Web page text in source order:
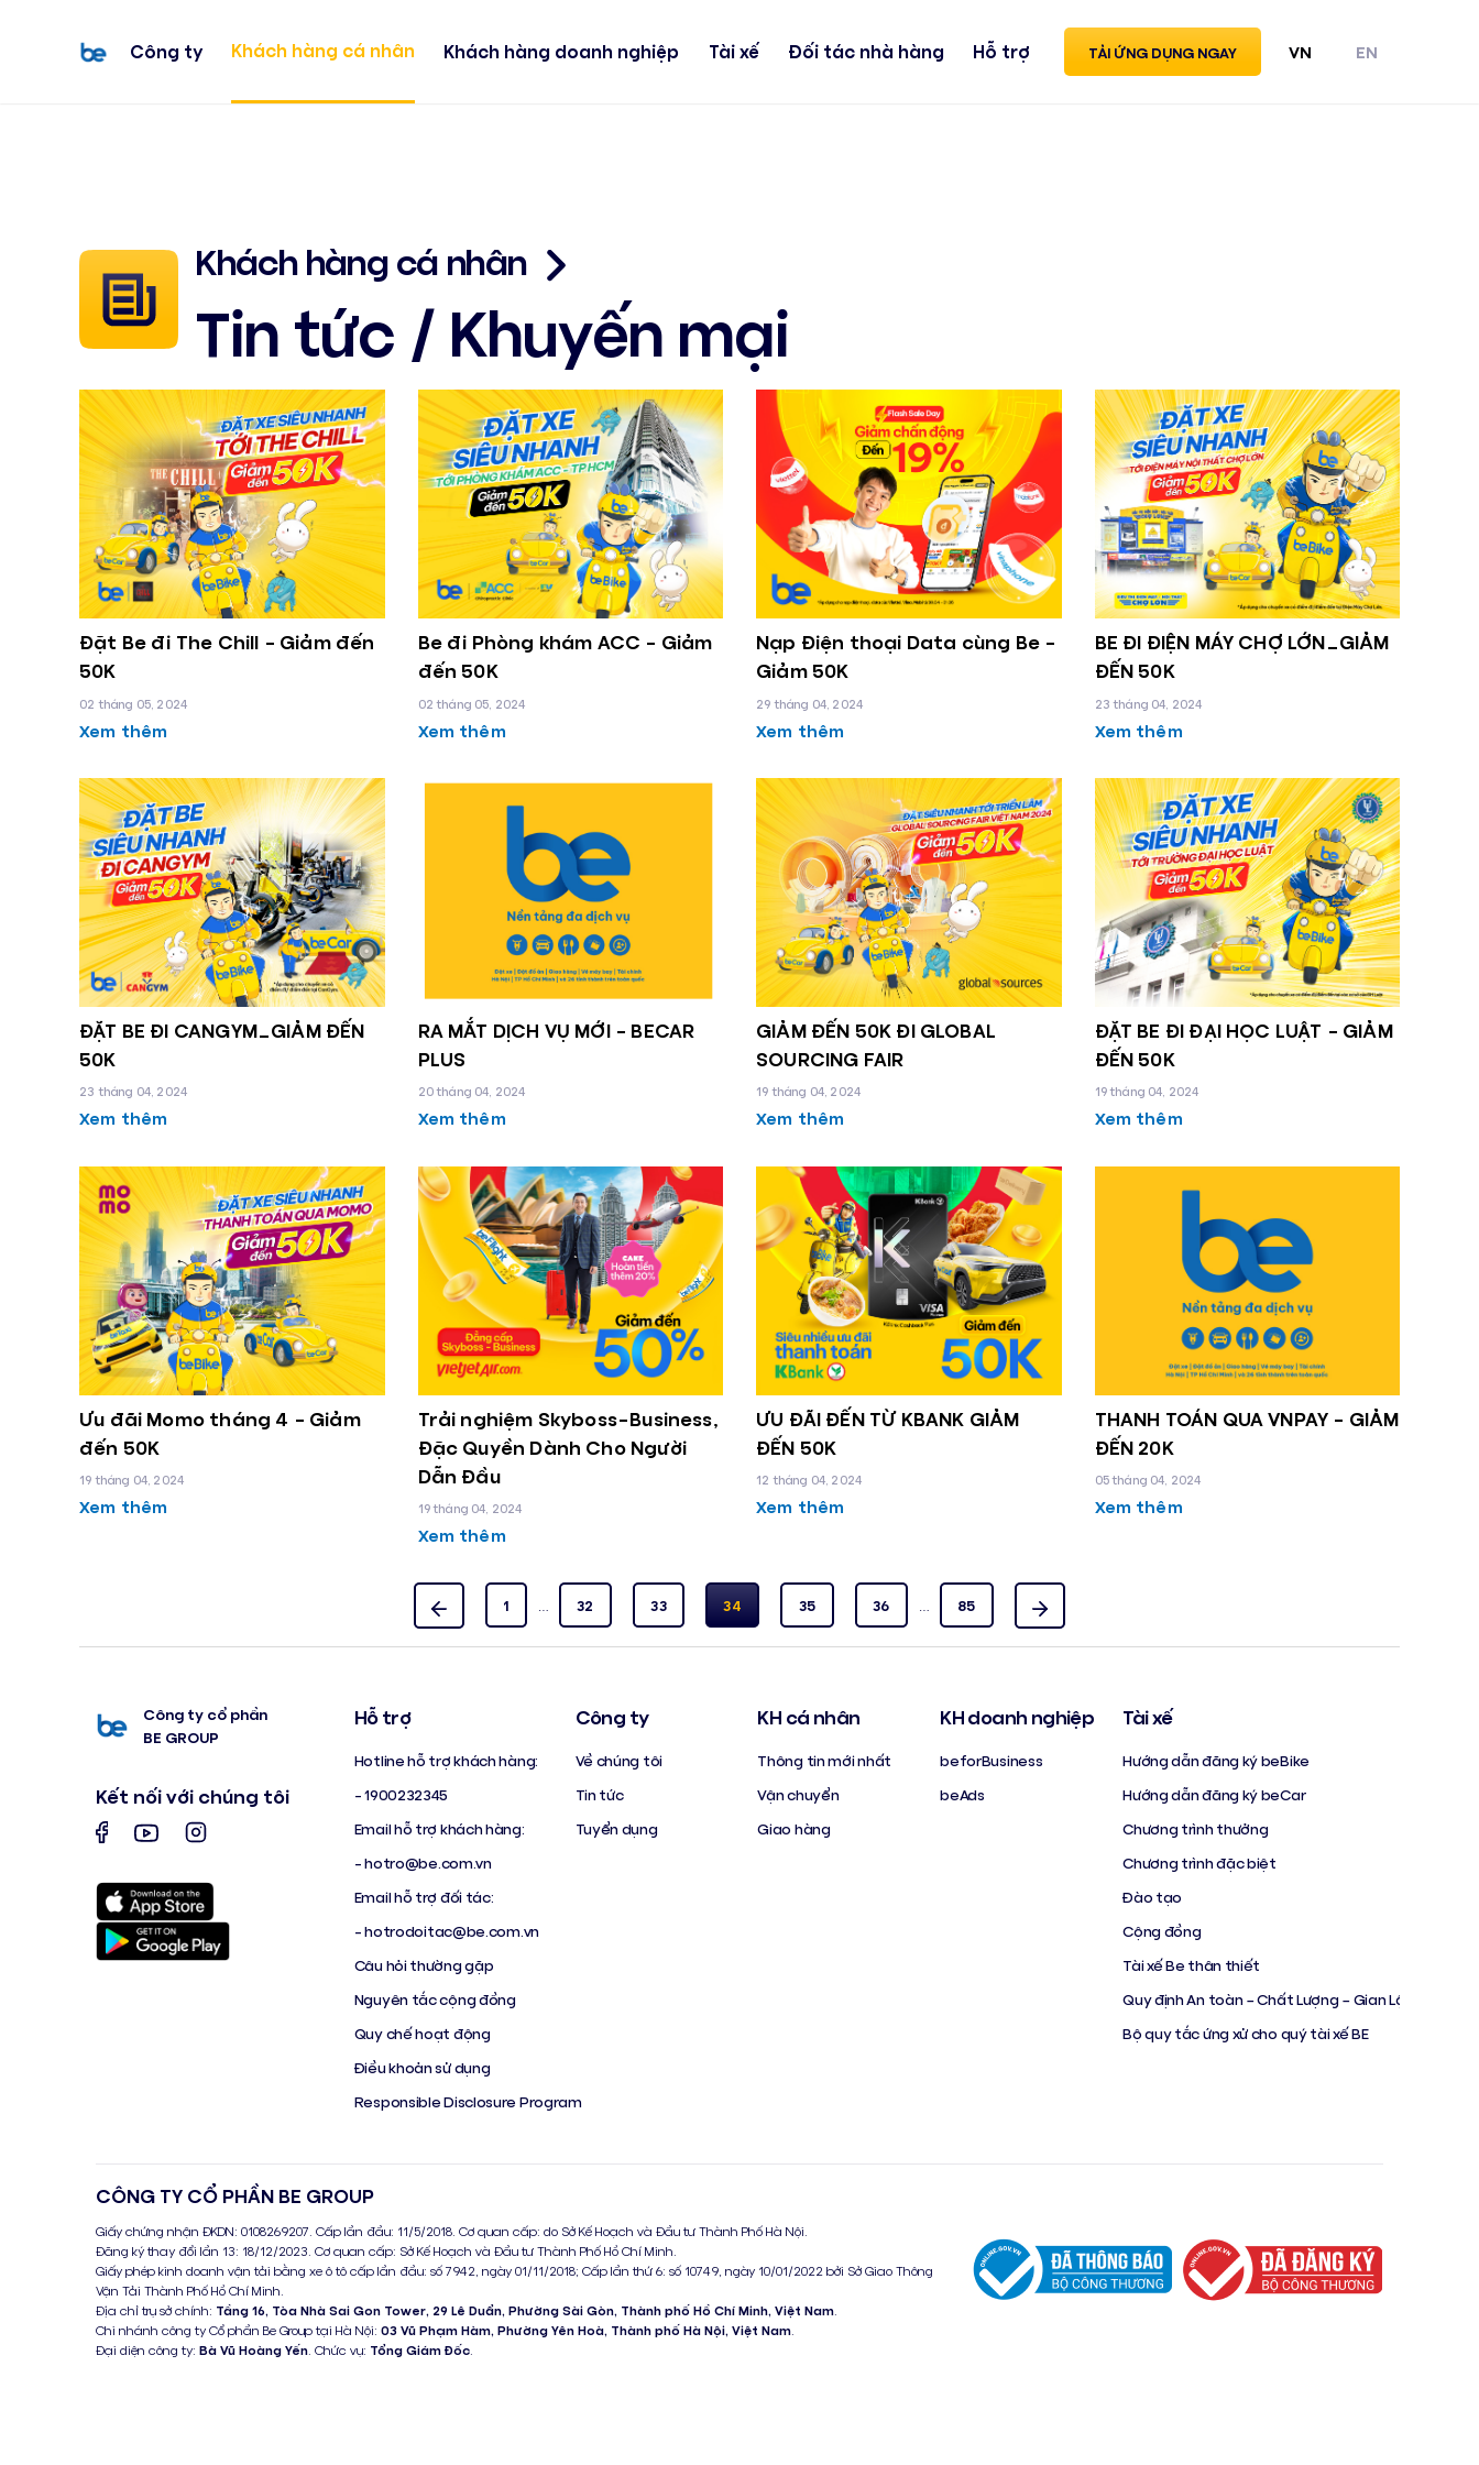
Công ty Khách hàng cá nhân Khách hàng doanh nghiệp Tài xế Đối tác nhà hàng Hỗ trợ TẢI ỨNG DỤNG NGAY VN EN
Khách hàng cá nhân
Tin tức / Khuyến mại
Đặt Be đi The Chill – Giảm đến
50K
02 tháng 05, 2024
Xem thêm
Be đi Phòng khám ACC – Giảm
đến 50K
02 tháng 05, 2024
Xem thêm
Nạp Điện thoại Data cùng Be –
Giảm 50K
29 tháng 04, 2024
Xem thêm
BE ĐI ĐIỆN MÁY CHỢ LỚN_GIẢM
ĐẾN 50K
23 tháng 04, 2024
Xem thêm
ĐẶT BE ĐI CANGYM_GIẢM ĐẾN
50K
23 tháng 04, 2024
Xem thêm
RA MẮT DỊCH VỤ MỚI – BECAR
PLUS
20 tháng 04, 2024
Xem thêm
GIẢM ĐẾN 50K ĐI GLOBAL
SOURCING FAIR
19 tháng 04, 2024
Xem thêm
ĐẶT BE ĐI ĐẠI HỌC LUẬT – GIẢM
ĐẾN 50K
19 tháng 04, 2024
Xem thêm
Ưu đãi Momo tháng 4 – Giảm
đến 50K
19 tháng 04, 2024
Xem thêm
Trải nghiệm Skyboss-Business,
Đặc Quyền Dành Cho Người
Dẫn Đầu
19 tháng 04, 2024
Xem thêm
ƯU ĐÃI ĐẾN TỪ KBANK GIẢM
ĐẾN 50K
12 tháng 04, 2024
Xem thêm
THANH TOÁN QUA VNPAY – GIẢM
ĐẾN 20K
05 tháng 04, 2024
Xem thêm
1 32 33 34 35 36 85
Công ty cổ phần
BE GROUP
Kết nối với chúng tôi
Hỗ trợ
Hotline hỗ trợ khách hàng:
- 1900232345
Email hỗ trợ khách hàng:
-hotro@be.com.vn
Email hỗ trợ đối tác:
-hotrodoitac@be.com.vn
Câu hỏi thường gặp
Nguyên tắc cộng đồng
Quy chế hoạt động
Điều khoản sử dụng
Responsible Disclosure Program
Công ty
Về chúng tôi
Tin tức
Tuyển dụng
KH cá nhân
Thông tin mới nhất
Vận chuyển
Giao hàng
KH doanh nghiệp
beforBusiness
beAds
Tài xế
Hướng dẫn đăng ký beBike
Hướng dẫn đăng ký beCar
Chương trình thưởng
Chương trình đặc biệt
Đào tạo
Cộng đồng
Tài xế Be thân thiết
Quy định An toàn – Chất Lượng – Gian Lận
Bộ quy tắc ứng xử cho quý tài xế BE
CÔNG TY CỔ PHẦN BE GROUP
Giấy chứng nhận ĐKDN: 0108269207. Cấp lần đầu: 11/5/2018. Cơ quan cấp: do Sở Kế Hoạch và Đầu tư Thành Phố Hà Nội.
Đăng ký thay đổi lần 13: 18/12/2023. Cơ quan cấp: Sở Kế Hoạch và Đầu tư Thành Phố Hồ Chí Minh.
Giấy phép kinh doanh vận tải bằng xe ô tô cấp lần đầu: số 7942, ngày 01/11/2018; Cấp lần thứ 6: số 10749, ngày 10/01/2022 bởi Sở Giao Thông
Vận Tải Thành Phố Hồ Chí Minh.
Địa chỉ trụ sở chính: Tầng 16, Tòa Nhà Sai Gon Tower, 29 Lê Duẩn, Phường Sài Gòn, Thành phố Hồ Chí Minh, Việt Nam
Chi nhánh công ty Cổ phần Be Group tại Hà Nội: 03 Vũ Phạm Hàm, Phường Yên Hoà, Thành phố Hà Nội, Việt Nam
Đại diện công ty: Bà Vũ Hoàng Yến . Chức vụ: Tổng Giám Đốc